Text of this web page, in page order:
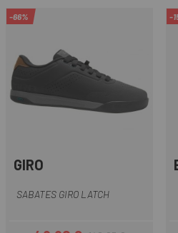
-66%
GIRO
SABATES GIRO LATCH
-